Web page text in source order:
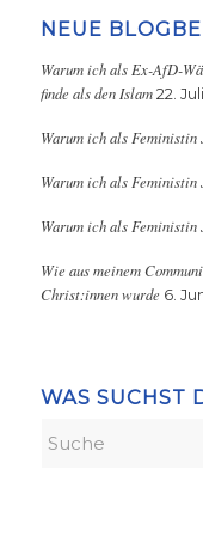
NEUE
Warum ich als Ex-AfD-
finde als den Islam 22.
Warum ich als Feministin
Warum ich als Feministin
Warum ich als Feministin
Wie aus meinem
Christ:innen wurde 6.
WAS SUCHST